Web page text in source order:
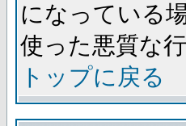
になっている
使った悪質な
トップに戻る